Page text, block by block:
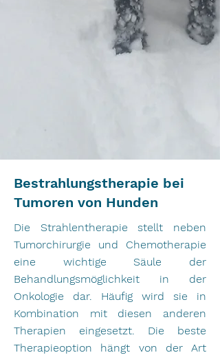
Bestrahlungstherapie bei
Tumoren von Hunden
Die Strahlentherapie stellt neben
Tumorchirurgie und Chemotherapie
eine wichtige Säule der
Behandlungsmöglichkeit in der
Onkologie dar. Häufig wird sie in
Kombination mit diesen anderen
Therapien eingesetzt. Die beste
Therapieoption hängt von der Art